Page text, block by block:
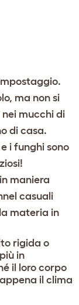
ma non si
mucchi di
di casa.
i funghi sono
maniera
casuali
materia in
rigida o
in
il loro corpo
il clima